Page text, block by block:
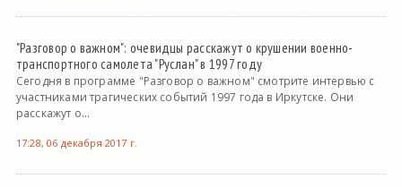
"Разговор о важном": очевидцы расскажут о крушении военно-
транспортного самолета "Руслан" в 1997 году
Сегодня в программе "Разговор о важном" смотрите интервью с
участниками трагических событий 1997 года в Иркутске. Они
расскажут о...
17:28, 06 декабря 2017 г.